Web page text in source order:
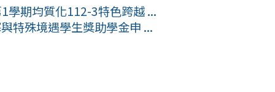
學期均質化112-3特色跨越 ...
特殊境遇學生獎助學金申 ...